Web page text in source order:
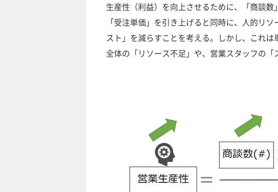
生産性（利益）を向上させるために、「商談数
「受注単価」を引き上げると同時に、人的リ
スト」を減らすことを考える。しかし、これ
全体の「リソース不足」や、営業スタッフの「